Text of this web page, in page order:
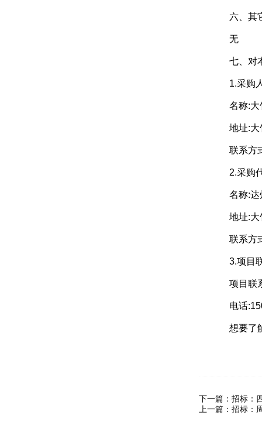
六、其
无
七、对本
1.采购
名称:大
地址:大
联系方式
2.采购代
名称:达
地址:大竹
联系方式
3.项目联
项目联
电话
想要了解
下一篇： 招标：
上一篇： 招标：